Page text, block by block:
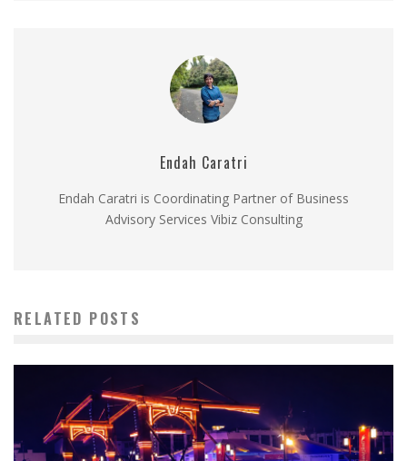
Endah Caratri
Endah Caratri is Coordinating Partner of Business
Advisory Services Vibiz Consulting
RELATED POSTS